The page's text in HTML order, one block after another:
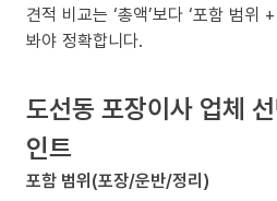
견적 비교는 ‘총액’보다 ‘포함 범위
봐야 정확합니다.
도선동 포장이사 업체
인트
포함 범위(포장/운반/정리)